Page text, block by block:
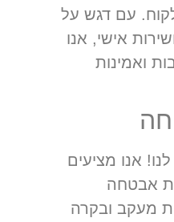
עם דגש על
אישי, אנו
ואמינות
אנו מציעים
אבטחה
מעקב ובקרה